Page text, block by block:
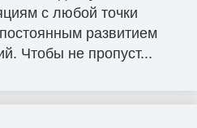
с любой точки
развитием
Чтобы не пропуст...